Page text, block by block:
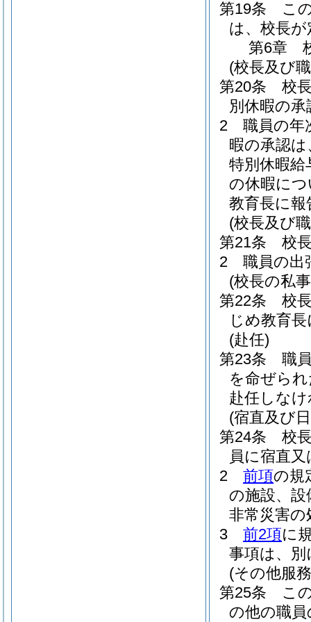
第19条
こ
は、校長
第6章
(校長及び
第20条
校
別休暇の
2
職員の年
暇の承認
特別休暇
の休暇に
教育長に
(校長及び
第21条
校
2
職員の出
(校長の私
第22条
校
じめ教育
(赴任)
第23条
職
を命ぜら
赴任しな
(宿直及び
第24条
校
員に宿直
2
前項の規
の施設、
非常災害
3
前2項に
事項は、
(その他服
第25条
こ
の他の職